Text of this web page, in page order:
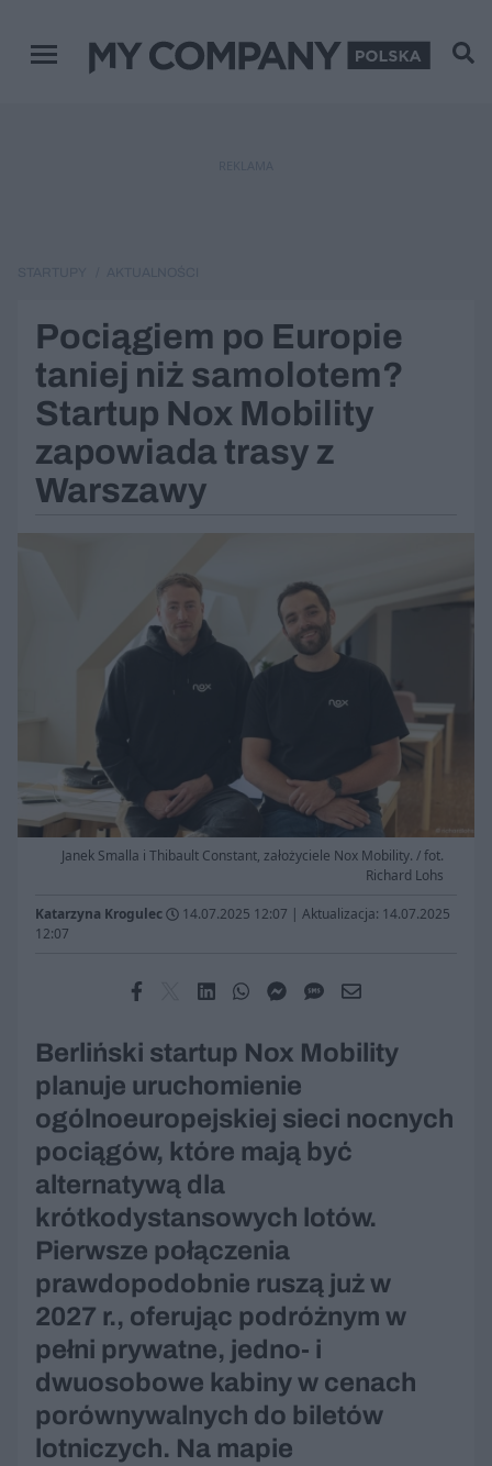
Menu główne
Pociągiem po Europie
taniej niż samolotem?
Startup Nox Mobility
zapowiada trasy z
Warszawy
Janek Smalla i Thibault Constant, założyciele Nox Mobility. / fot.
Richard Lohs
Katarzyna Krogulec 14.07.2025 12:07 | Aktualizacja: 14.07.2025
12:07
Berliński startup Nox Mobility
planuje uruchomienie
ogólnoeuropejskiej sieci nocnych
pociągów, które mają być
alternatywą dla
krótkodystansowych lotów.
Pierwsze połączenia
prawdopodobnie ruszą już w
2027 r., oferując podróżnym w
pełni prywatne, jedno- i
dwuosobowe kabiny w cenach
porównywalnych do biletów
lotniczych. Na mapie